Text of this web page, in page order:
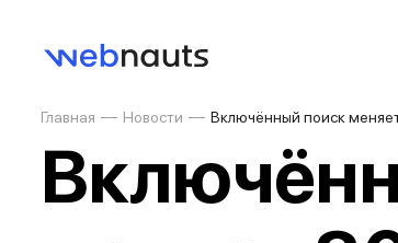
Главная Новости Включённый поиск